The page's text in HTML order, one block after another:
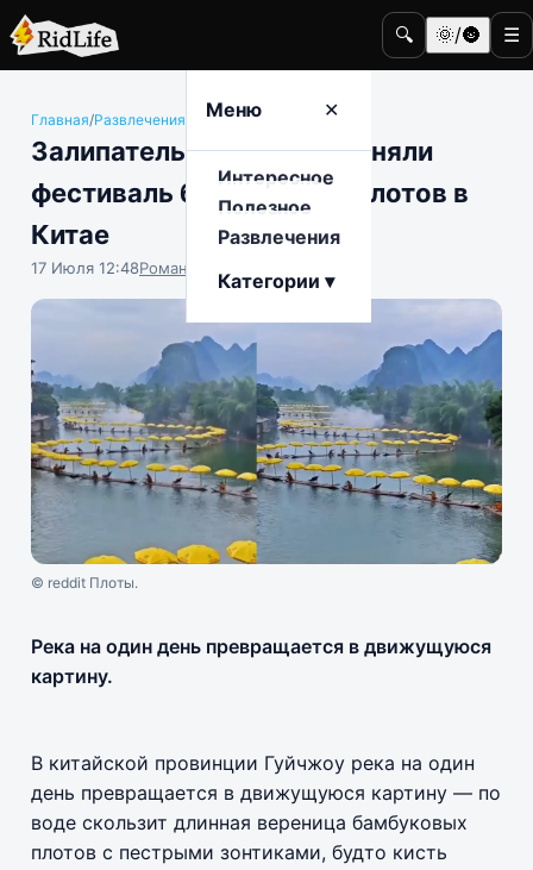
🔍 🌞/🌚 ☰
Меню ✕
Интересное
Полезное
Развлечения
Категории ▾
Главная/Развлечения Общество
Залипательно: на видео сняли
фестиваль бамбуковых плотов в
Китае
17 Июля 12:48Роман Чистоляпов
© reddit Плоты.
Река на один день превращается в движущуюся
картину.
В китайской провинции Гуйчжоу река на один
день превращается в движущуюся картину — по
воде скользит длинная вереница бамбуковых
плотов с пестрыми зонтиками, будто кисть